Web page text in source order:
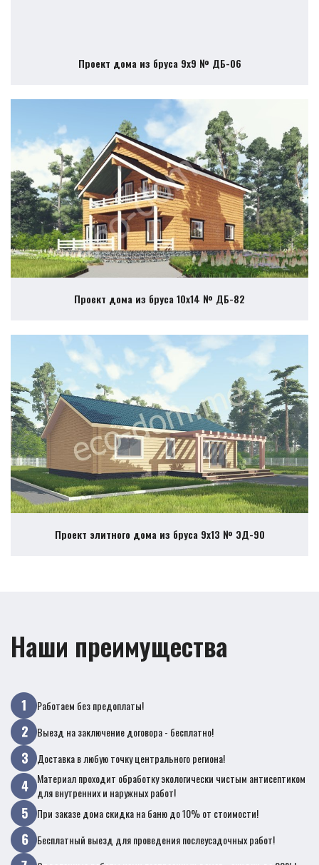
Проект дома из бруса 9х9 № ДБ-06
Проект дома из бруса 10х14 № ДБ-82
Проект элитного дома из бруса 9х13 № ЭД-90
Наши преимущества
Работаем без предоплаты!
Выезд на заключение договора - бесплатно!
Доставка в любую точку центрального региона!
Материал проходит обработку экологически чистым антисептиком
для внутренних и наружных работ!
При заказе дома скидка на баню до 10% от стоимости!
Бесплатный выезд для проведения послеусадочных работ!